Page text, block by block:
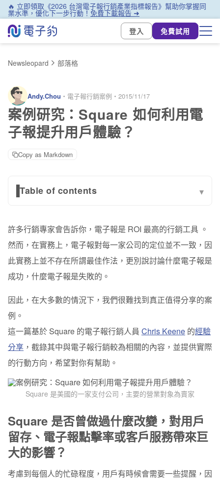
🔥 立即領取《2026 台灣電子報行銷產業指標報告》幫助你掌握同
業水準，優化下一步行動！免費下載報告 ➜
登入
免費試用
Newsleopard 部落格
Andy.Chou ・ 電子報行銷案例 ・ 2015/11/17
案例研究：Square 如何利用電
子報提升用戶體驗？
Copy as Markdown
Table of contents ▾
在交易性電子報中供使用者選擇表情帶來了什麼影響？
Square目前試著解決什麼問題？
許多行銷專家會告訴你，電子報是 ROI 最高的行銷工具 。
然而，在實務上，電子報對每一家公司的定位並不一致，因
此實務上並不存在所謂最佳作法，更別說討論什麼電子報是
成功，什麼電子報是失敗的。
因此，在大多數的情況下，我們很難找到真正值得分享的案
例。
這一篇基於 Square 的電子報行銷人員 Chris Keene 的經驗
分享 ，截錄其中與電子報行銷較為相關的內容，並提供實際
的行動方向，希望對你有幫助。
Square 是美國的一家支付公司，主要的營業對象為賣家
Square 是否曾做過什麼改變，對用戶
留存、電子報點擊率或客戶服務帶來巨
大的影響？
考慮到每個人的忙碌程度，用戶有時候會需要一些提醒，因